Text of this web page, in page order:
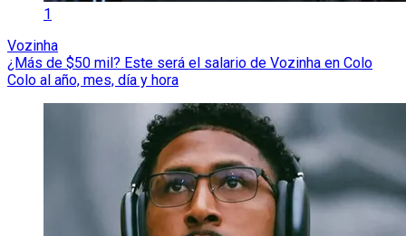
1
Vozinha
¿Más de $50 mil? Este será el salario de Vozinha en Colo
Colo al año, mes, día y hora